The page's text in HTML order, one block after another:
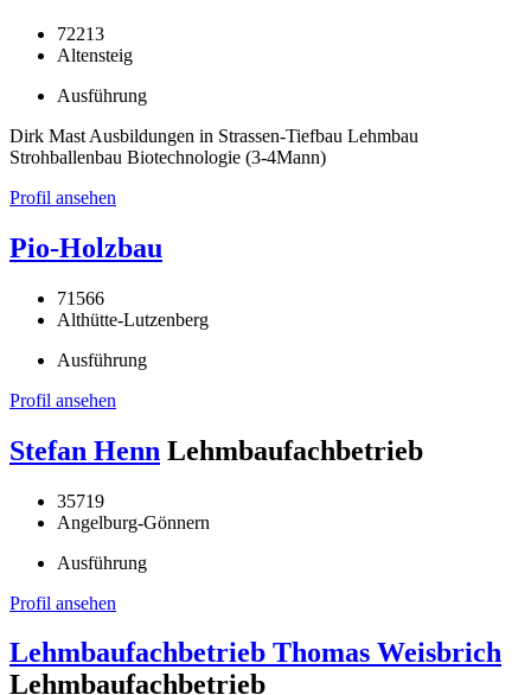
72213
Altensteig
Ausführung
Dirk Mast Ausbildungen in Strassen-Tiefbau Lehmbau
Strohballenbau Biotechnologie (3-4Mann)
Profil ansehen
Pio-Holzbau
71566
Althütte-Lutzenberg
Ausführung
Profil ansehen
Stefan Henn Lehmbaufachbetrieb
35719
Angelburg-Gönnern
Ausführung
Profil ansehen
Lehmbaufachbetrieb Thomas Weisbrich
Lehmbaufachbetrieb